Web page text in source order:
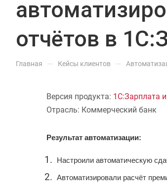
отчётов в
Главная — Кейсы клиентов —
Версия продукта: 1С:Зарплата
Отрасль: Коммерческий банк
Результат автоматизации:
Настроили автоматическую
Автоматизировали расчёт